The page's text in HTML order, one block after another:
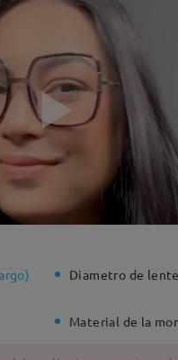
) Diametro de
Material de la